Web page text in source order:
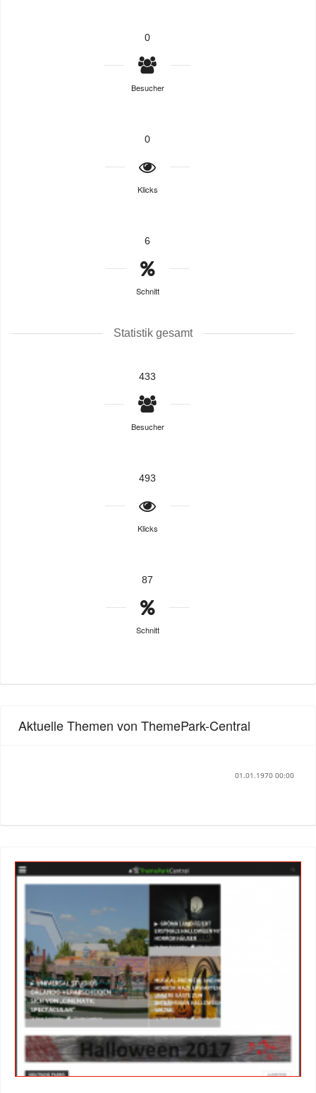
0
Besucher
0
Klicks
6
Schnitt
Statistik gesamt
433
Besucher
493
Klicks
87
Schnitt
Aktuelle Themen von ThemePark-Central
01.01.1970 00:00